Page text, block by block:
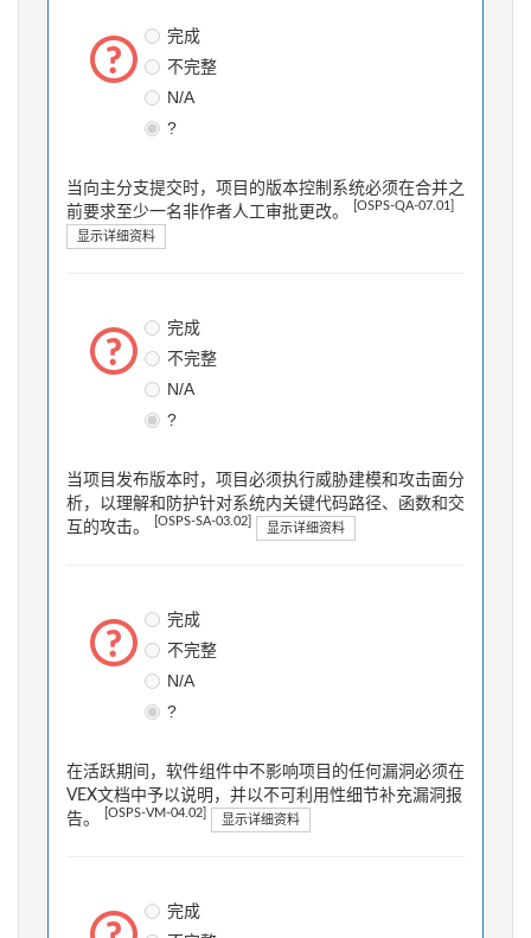
完成
不完整
N/A
?
当向主分支提交时，项目的版本控制系统必须在合并之
前要求至少一名非作者人工审批更改。
[OSPS-QA-07.01]
显示详细资料
完成
不完整
N/A
?
当项目发布版本时，项目必须执行威胁建模和攻击面分
析，以理解和防护针对系统内关键代码路径、函数和交
互的攻击。
[OSPS-SA-03.02] 显示详细资料
完成
不完整
N/A
?
在活跃期间，软件组件中不影响项目的任何漏洞必须在
VEX文档中予以说明，并以不可利用性细节补充漏洞报
告。
[OSPS-VM-04.02] 显示详细资料
完成